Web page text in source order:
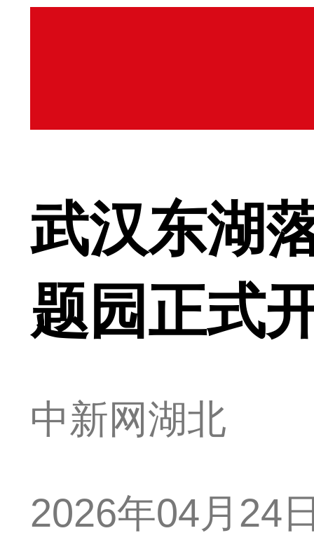
武汉东湖
题园正式
中新网湖北
2026年04月24